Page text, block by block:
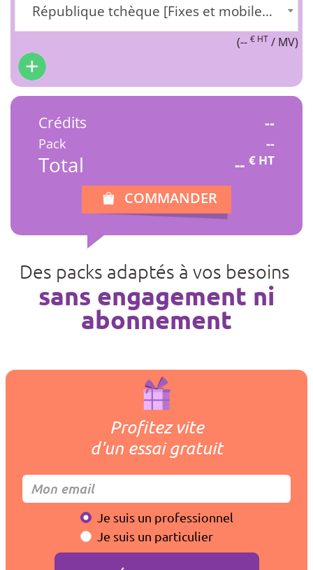
République tchèque [Fixes et mobiles] (+420)
(-- € HT / MV)
Crédits --
Pack --
Total -- € HT
COMMANDER
Des packs adaptés à vos besoins
sans engagement ni
abonnement
Profitez vite
d'un essai gratuit
Je suis un professionnel
Je suis un particulier